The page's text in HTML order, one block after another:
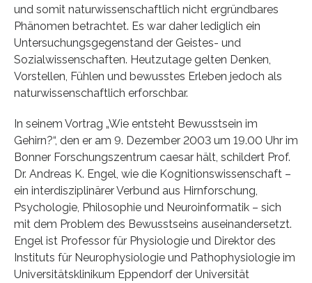
und somit naturwissenschaftlich nicht ergründbares
Phänomen betrachtet. Es war daher lediglich ein
Untersuchungsgegenstand der Geistes- und
Sozialwissenschaften. Heutzutage gelten Denken,
Vorstellen, Fühlen und bewusstes Erleben jedoch als
naturwissenschaftlich erforschbar.
In seinem Vortrag „Wie entsteht Bewusstsein im
Gehirn?“, den er am 9. Dezember 2003 um 19.00 Uhr im
Bonner Forschungszentrum caesar hält, schildert Prof.
Dr. Andreas K. Engel, wie die Kognitionswissenschaft –
ein interdisziplinärer Verbund aus Hirnforschung,
Psychologie, Philosophie und Neuroinformatik – sich
mit dem Problem des Bewusstseins auseinandersetzt.
Engel ist Professor für Physiologie und Direktor des
Instituts für Neurophysiologie und Pathophysiologie im
Universitätsklinikum Eppendorf der Universität